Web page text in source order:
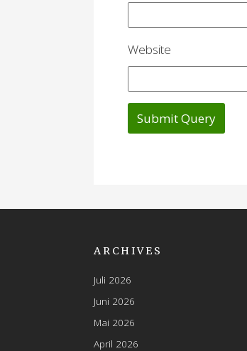
Website
ARCHIVES
Juli 2026
Juni 2026
Mai 2026
April 2026